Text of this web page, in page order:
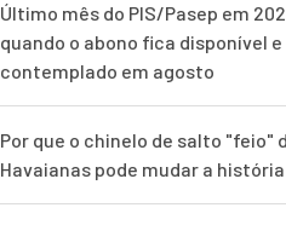
Último mês do PIS/Pasep em
quando o abono fica disponível
contemplado em agosto
Por que o chinelo de salto "feio"
Havaianas pode mudar a